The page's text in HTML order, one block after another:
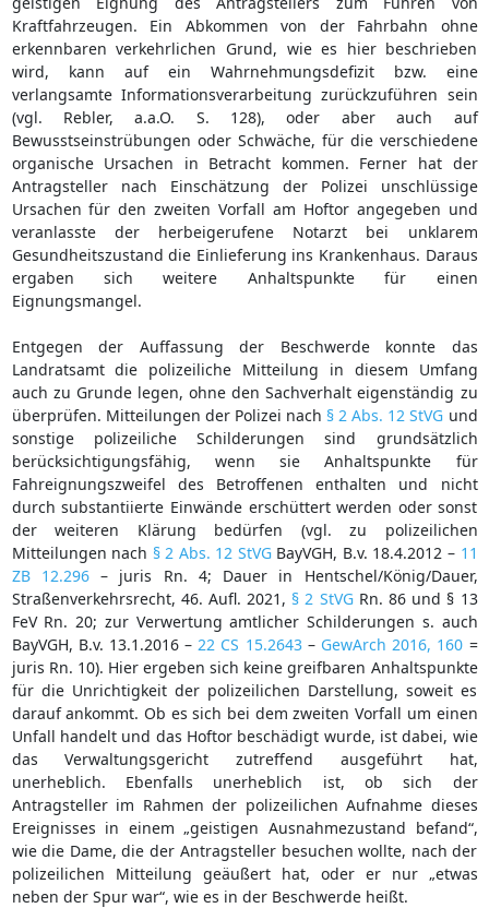
Kraftfahrzeugen. Ein Abkommen von der Fahrbahn ohne
erkennbaren verkehrlichen Grund, wie es hier beschrieben
wird, kann auf ein Wahrnehmungsdefizit bzw. eine
verlangsamte Informationsverarbeitung zurückzuführen sein
(vgl. Rebler, a.a.O. S. 128), oder aber auch auf
Bewusstseinstrübungen oder Schwäche, für die verschiedene
organische Ursachen in Betracht kommen. Ferner hat der
Antragsteller nach Einschätzung der Polizei unschlüssige
Ursachen für den zweiten Vorfall am Hoftor angegeben und
veranlasste der herbeigerufene Notarzt bei unklarem
Gesundheitszustand die Einlieferung ins Krankenhaus. Daraus
ergaben sich weitere Anhaltspunkte für einen
Eignungsmangel.
Entgegen der Auffassung der Beschwerde konnte das
Landratsamt die polizeiliche Mitteilung in diesem Umfang
auch zu Grunde legen, ohne den Sachverhalt eigenständig zu
überprüfen. Mitteilungen der Polizei nach § 2 Abs. 12 StVG und
sonstige polizeiliche Schilderungen sind grundsätzlich
berücksichtigungsfähig, wenn sie Anhaltspunkte für
Fahreignungszweifel des Betroffenen enthalten und nicht
durch substantiierte Einwände erschüttert werden oder sonst
der weiteren Klärung bedürfen (vgl. zu polizeilichen
Mitteilungen nach § 2 Abs. 12 StVGBayVGH, B.v. 18.4.2012 – 11
ZB 12.296– juris Rn. 4; Dauer in Hentschel/König/Dauer,
Straßenverkehrsrecht, 46. Aufl. 2021, § 2 StVGRn. 86 und § 13
FeV Rn. 20; zur Verwertung amtlicher Schilderungen s. auch
BayVGH, B.v. 13.1.2016 – 22 CS 15.2643– GewArch 2016, 160 =
juris Rn. 10). Hier ergeben sich keine greifbaren Anhaltspunkte
für die Unrichtigkeit der polizeilichen Darstellung, soweit es
darauf ankommt. Ob es sich bei dem zweiten Vorfall um einen
Unfall handelt und das Hoftor beschädigt wurde, ist dabei, wie
das Verwaltungsgericht zutreffend ausgeführt hat,
unerheblich. Ebenfalls unerheblich ist, ob sich der
Antragsteller im Rahmen der polizeilichen Aufnahme dieses
Ereignisses in einem „geistigen Ausnahmezustand befand“,
wie die Dame, die der Antragsteller besuchen wollte, nach der
polizeilichen Mitteilung geäußert hat, oder er nur „etwas
neben der Spur war“, wie es in der Beschwerde heißt.